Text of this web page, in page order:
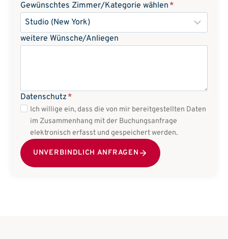
Gewünschtes Zimmer/Kategorie wählen *
weitere Wünsche/Anliegen
Datenschutz *
Ich willige ein, dass die von mir bereitgestellten Daten
im Zusammenhang mit der Buchungsanfrage
elektronisch erfasst und gespeichert werden.
UNVERBINDLICH ANFRAGEN